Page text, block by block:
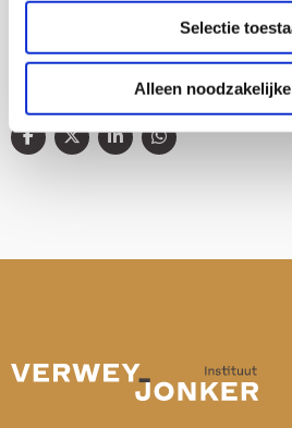
Selectie
Alleen
Deel deze publicatie op: